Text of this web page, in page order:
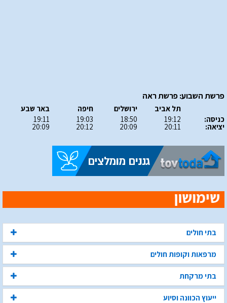
פרשת השבוע: פרשת ראה
כניסה:
יציאה:
תל אביב
19:12
20:11
ירושלים
18:50
20:09
חיפה
19:03
20:12
באר שבע
19:11
20:09
בתי חולים
מרפאות וקופות חולים
בתי מרקחת
ייעוץ הכוונה וסיוע